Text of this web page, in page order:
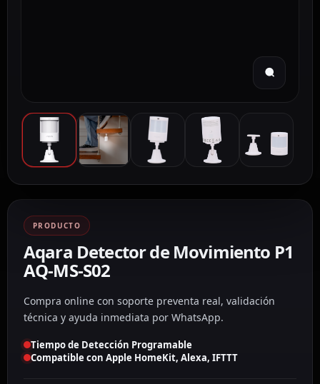
PRODUCTO
Aqara Detector de Movimiento P1
AQ-MS-S02
Compra online con soporte preventa real, validación
técnica y ayuda inmediata por WhatsApp.
Tiempo de Detección Programable
Compatible con Apple HomeKit, Alexa, IFTTT